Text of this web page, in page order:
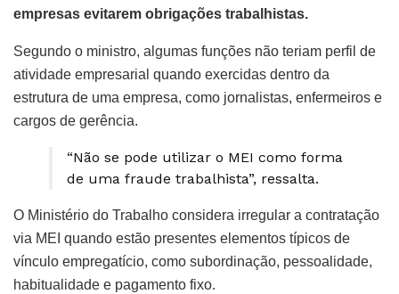
empresas evitarem obrigações trabalhistas.
Segundo o ministro, algumas funções não teriam perfil de
atividade empresarial quando exercidas dentro da
estrutura de uma empresa, como jornalistas, enfermeiros e
cargos de gerência.
“Não se pode utilizar o MEI como forma
de uma fraude trabalhista”, ressalta.
O Ministério do Trabalho considera irregular a contratação
via MEI quando estão presentes elementos típicos de
vínculo empregatício, como subordinação, pessoalidade,
habitualidade e pagamento fixo.